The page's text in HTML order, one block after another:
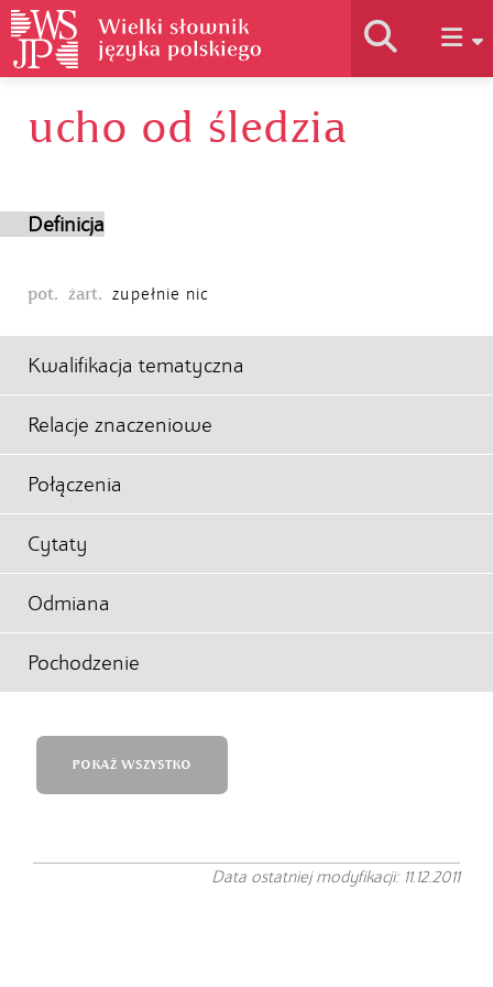
Historia słownika
ucho od śledzia
Definicja
pot. żart. zupełnie nic
Kwalifikacja tematyczna
Relacje znaczeniowe
Połączenia
Cytaty
Odmiana
Pochodzenie
POKAŻ WSZYSTKO
Data ostatniej modyfikacji: 11.12.2011